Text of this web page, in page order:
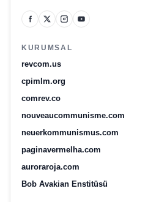
KURUMSAL
revcom.us
cpimlm.org
comrev.co
nouveaucommunisme.com
neuerkommunismus.com
paginavermelha.com
auroraroja.com
Bob Avakian Enstitüsü